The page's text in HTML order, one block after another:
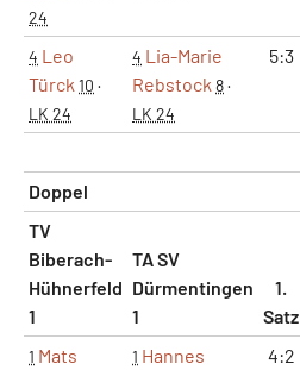
24
4 Leo
Türck 10 ·
LK 24
4 Lia-Marie
Rebstock 8·
LK 24
5:3
Doppel
TV
Biberach-
Hühnerfeld
1
TA SV
Dürmentingen
1
1.
Satz
1 Mats
1 Hannes
4:2